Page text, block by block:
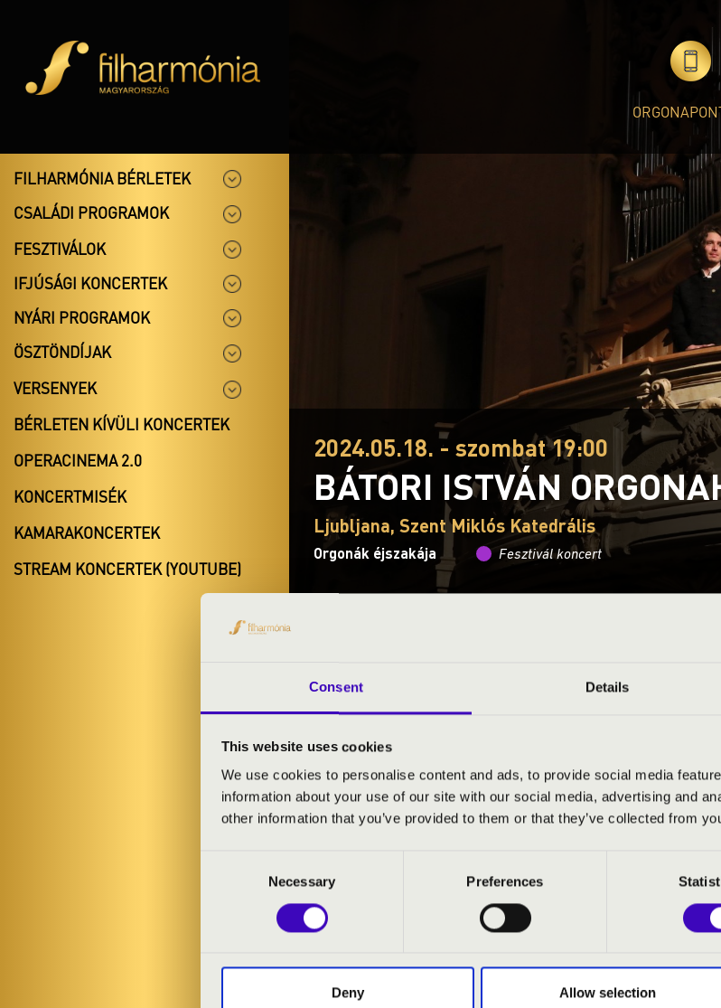
Consent Details
This website uses cookies
We use cookies to personalise content and ads, to provide social media
information about your use of our site with our social media, advertising and
other information that you’ve provided to them or that they’ve collected from
Necessary Preferences
Deny Allow selection
FILHARMÓNIA BÉRLETEK
CSALÁDI PROGRAMOK
FESZTIVÁLOK
IFJÚSÁGI KONCERTEK
NYÁRI PROGRAMOK
ÖSZTÖNDÍJAK
VERSENYEK
BÉRLETEN KÍVÜLI KONCERTEK
OPERACINEMA 2.0
KONCERTMISÉK
KAMARAKONCERTEK
STREAM KONCERTEK (YOUTUBE)
2024.05.18. - szombat 19:00
BÁTORI ISTVÁN
Ljubljana, Szent Miklós Katedrális
Orgonák éjszakája Fesztivál koncert
BÉRLET- ÉS JEGYÁRAK
ORGONAZENE HATÁROK NÉLKÜL!
ELŐADÓK:
MŰSOR:
Bach: C-dúr prelúdium és fúga
Mendelssohn: D-dúr szonáta